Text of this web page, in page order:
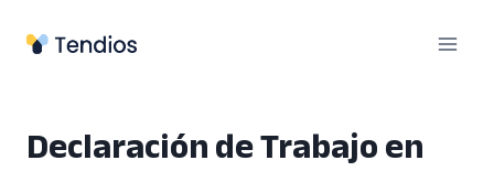
Declaración de Trabajo en